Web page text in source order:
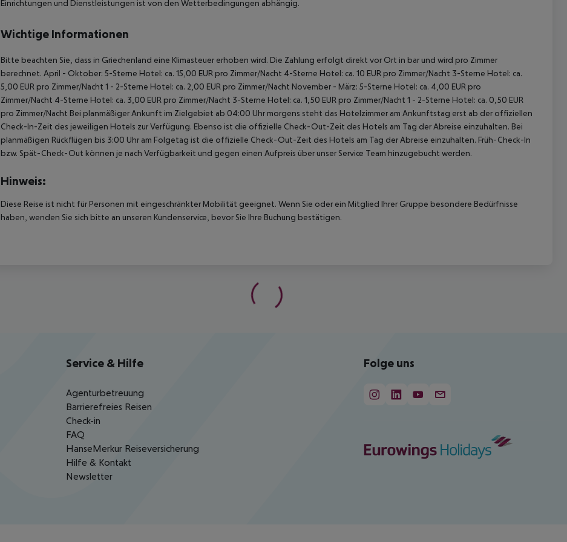
Einrichtungen und Dienstleistungen ist von den Wetterbedingungen abhängig.
Wichtige Informationen
Bitte beachten Sie, dass in Griechenland eine Klimasteuer erhoben wird. Die Zahlung erfolgt direkt vor Ort in bar und wird pro Zimmer
berechnet. April - Oktober: 5-Sterne Hotel: ca. 15,00 EUR pro Zimmer/Nacht 4-Sterne Hotel: ca. 10 EUR pro Zimmer/Nacht 3-Sterne Hotel: ca.
5,00 EUR pro Zimmer/Nacht 1 - 2-Sterne Hotel: ca. 2,00 EUR pro Zimmer/Nacht November - März: 5-Sterne Hotel: ca. 4,00 EUR pro
Zimmer/Nacht 4-Sterne Hotel: ca. 3,00 EUR pro Zimmer/Nacht 3-Sterne Hotel: ca. 1,50 EUR pro Zimmer/Nacht 1 - 2-Sterne Hotel: ca. 0,50 EUR
pro Zimmer/Nacht Bei planmäßiger Ankunft im Zielgebiet ab 04:00 Uhr morgens steht das Hotelzimmer am Ankunftstag erst ab der offiziellen
Check-In-Zeit des jeweiligen Hotels zur Verfügung. Ebenso ist die offizielle Check-Out-Zeit des Hotels am Tag der Abreise einzuhalten. Bei
planmäßigen Rückflügen bis 3:00 Uhr am Folgetag ist die offizielle Check-Out-Zeit des Hotels am Tag der Abreise einzuhalten. Früh-Check-In
bzw. Spät-Check-Out können je nach Verfügbarkeit und gegen einen Aufpreis über unser Service Team hinzugebucht werden.
Hinweis:
Diese Reise ist nicht für Personen mit eingeschränkter Mobilität geeignet. Wenn Sie oder ein Mitglied Ihrer Gruppe besondere Bedürfnisse
haben, wenden Sie sich bitte an unseren Kundenservice, bevor Sie Ihre Buchung bestätigen.
Service & Hilfe
Agenturbetreuung
Barrierefreies Reisen
Check-in
FAQ
HanseMerkur Reiseversicherung
Hilfe & Kontakt
Newsletter
Folge uns